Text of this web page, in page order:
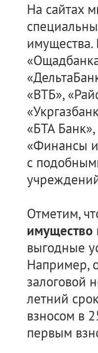
На сайтах
«ВТБ»,
«БТА
«Финансы и
с
Отметим,
имущество
выгодные
Например,
залоговой
летний
взносом в
первым